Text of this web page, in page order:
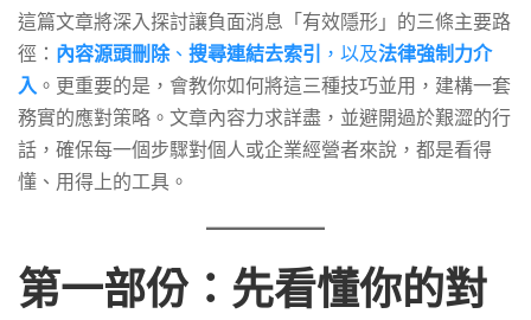
容
刪
除、
連
這篇文章將深入探討讓負面消息「有效隱形」的三條主要路
徑： 內容源頭刪除、 搜尋連結去索引 ，以及法律強制力介
入 。更重要的是，會教你如何將這三種技巧並用，建構一套
務實的應對策略。文章內容力求詳盡，並避開過於艱澀的行
話，確保每一個步驟對個人或企業經營者來說，都是看得
懂、用得上的工具。
第一部份：先看懂你的對